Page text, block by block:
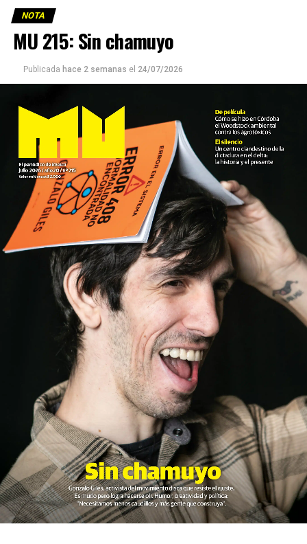
NOTA
MU 215: Sin chamuyo
Publicada hace 2 semanas el 24/07/2026